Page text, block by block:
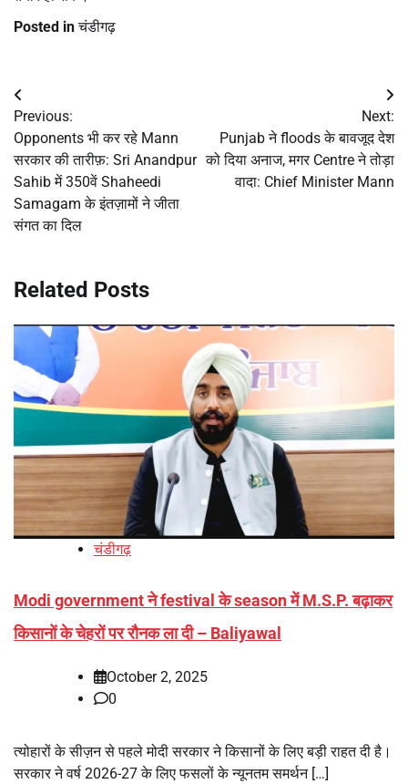
Posted inचंडीगढ़
Post
navigation
Previous:
Opponents भी कर रहे Mann
सरकार की तारीफ़: Sri Anandpur
Sahib में 350वें Shaheedi
Samagam के इंतज़ामों ने जीता
संगत का दिल
Next:
Punjab ने floods के बावजूद देश
को दिया अनाज, मगर Centre ने तोड़ा
वादा: Chief Minister Mann
Related Posts
चंडीगढ़
Modi government ने festival के season में M.S.P. बढ़ाकर
किसानों के चेहरों पर रौनक ला दी – Baliyawal
October 2, 2025
0
त्योहारों के सीज़न से पहले मोदी सरकार ने किसानों के लिए बड़ी राहत दी है।
सरकार ने वर्ष 2026-27 के लिए फसलों के न्यूनतम समर्थन […]